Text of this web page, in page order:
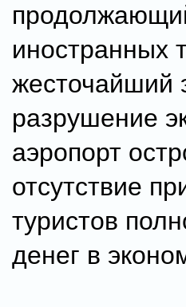
иностранных
жесточайший
разрушение
аэропорт
отсутствие
туристов
денег в